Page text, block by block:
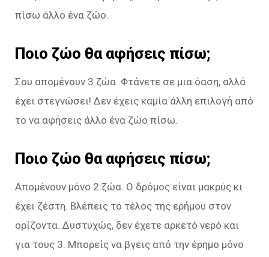
πίσω άλλο ένα ζώο.
Ποιο ζώο θα αφήσεις πίσω;
Σου απομένουν 3 ζώα. Φτάνετε σε μια όαση, αλλά
έχει στεγνώσει! Δεν έχεις καμία άλλη επιλογή από
το να αφήσεις άλλο ένα ζώο πίσω.
Ποιο ζώο θα αφήσεις πίσω;
Απομένουν μόνο 2 ζώα. Ο δρόμος είναι μακρύς κι
έχει ζέστη. Βλέπεις το τέλος της ερήμου στον
ορίζοντα. Δυστυχώς, δεν έχετε αρκετό νερό και
για τους 3. Μπορείς να βγεις από την έρημο μόνο